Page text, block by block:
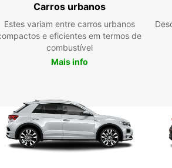
Carros urbanos
Estes variam entre carros urbanos
e eficientes em termos de
combustível
Mais info